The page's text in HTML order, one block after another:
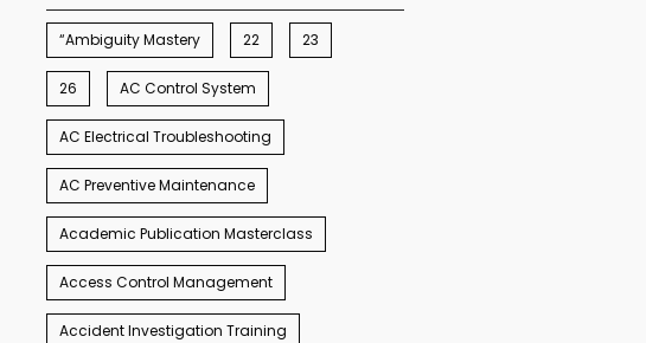
“Ambiguity Mastery 22 23
26 AC Control System
AC Electrical Troubleshooting
AC Preventive Maintenance
Academic Publication Masterclass
Access Control Management
Accident Investigation Training